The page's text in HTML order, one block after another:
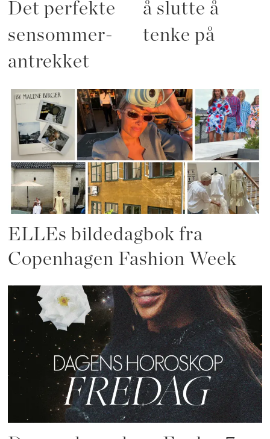
Det perfekte
sensommer-
antrekket
å slutte å
tenke på
ELLEs bildedagbok fra
Copenhagen Fashion Week